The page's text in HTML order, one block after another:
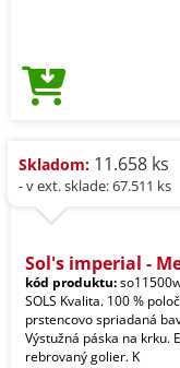
Skladom: 11.658 ks
- v ext. sklade: 67.511 ks
Sol's imperial -
kód produktu:
SOLS Kvalita. 100 %
prstencovo spriadaná
Výstužná páska na krku.
rebrovaný golier. K